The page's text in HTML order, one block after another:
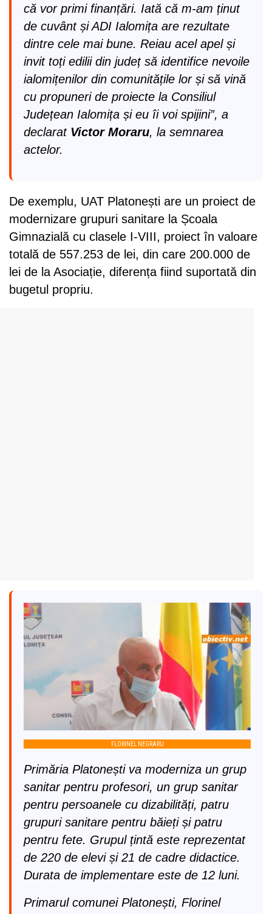
că vor primi finanțări. Iată că m-am ținut
de cuvânt și ADI Ialomița are rezultate
dintre cele mai bune. Reiau acel apel și
invit toți edilii din județ să identifice nevoile
ialomițenilor din comunitățile lor și să vină
cu propuneri de proiecte la Consiliul
Județean Ialomița și eu îi voi spijini”, a
declarat Victor Moraru, la semnarea
actelor.
De exemplu, UAT Platonești are un proiect de
modernizare grupuri sanitare la Școala
Gimnazială cu clasele I-VIII, proiect în valoare
totală de 557.253 de lei, din care 200.000 de
lei de la Asociație, diferența fiind suportată din
bugetul propriu.
FLORINEL NEGRARU
Primăria Platonești va moderniza un grup
sanitar pentru profesori, un grup sanitar
pentru persoanele cu dizabilități, patru
grupuri sanitare pentru băieți și patru
pentru fete. Grupul țintă este reprezentat
de 220 de elevi și 21 de cadre didactice.
Durata de implementare este de 12 luni.
Primarul comunei Platonești, Florinel